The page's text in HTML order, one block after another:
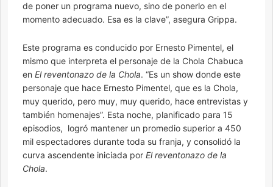
de poner un programa nuevo, sino de ponerlo en el
momento adecuado. Esa es la clave”, asegura Grippa.
Este programa es conducido por Ernesto Pimentel, el
mismo que interpreta el personaje de la Chola Chabuca
en El reventonazo de la Chola. “Es un show donde este
personaje que hace Ernesto Pimentel, que es la Chola,
muy querido, pero muy, muy querido, hace entrevistas y
también homenajes”. Esta noche, planificado para 15
episodios, logró mantener un promedio superior a 450
mil espectadores durante toda su franja, y consolidó la
curva ascendente iniciada por El reventonazo de la
Chola.